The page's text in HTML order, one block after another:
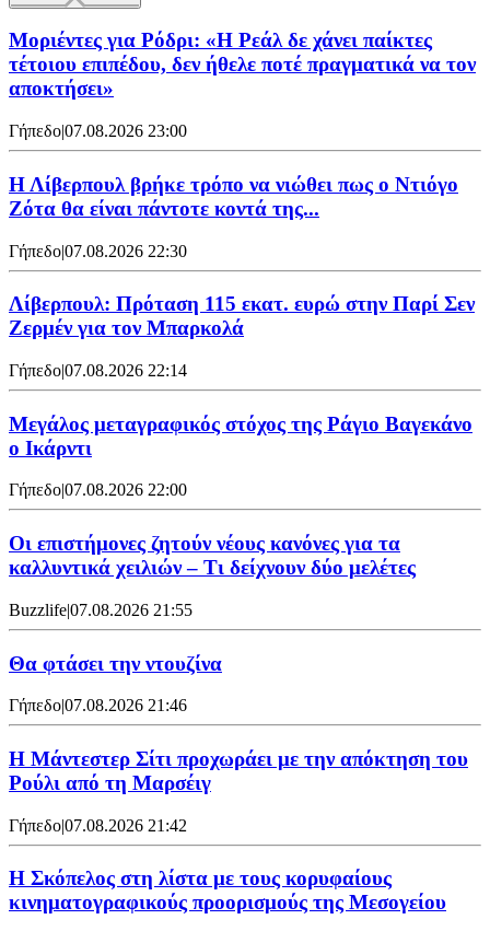
Μοριέντες για Ρόδρι: «Η Ρεάλ δε χάνει παίκτες
τέτοιου επιπέδου, δεν ήθελε ποτέ πραγματικά να τον
αποκτήσει»
Γήπεδο|07.08.2026 23:00
Η Λίβερπουλ βρήκε τρόπο να νιώθει πως ο Ντιόγο
Ζότα θα είναι πάντοτε κοντά της...
Γήπεδο|07.08.2026 22:30
Λίβερπουλ: Πρόταση 115 εκατ. ευρώ στην Παρί Σεν
Ζερμέν για τον Μπαρκολά
Γήπεδο|07.08.2026 22:14
Μεγάλος μεταγραφικός στόχος της Ράγιο Βαγεκάνο
ο Ικάρντι
Γήπεδο|07.08.2026 22:00
Οι επιστήμονες ζητούν νέους κανόνες για τα
καλλυντικά χειλιών – Τι δείχνουν δύο μελέτες
Buzzlife|07.08.2026 21:55
Θα φτάσει την ντουζίνα
Γήπεδο|07.08.2026 21:46
Η Μάντεστερ Σίτι προχωράει με την απόκτηση του
Ρούλι από τη Μαρσέιγ
Γήπεδο|07.08.2026 21:42
Η Σκόπελος στη λίστα με τους κορυφαίους
κινηματογραφικούς προορισμούς της Μεσογείου